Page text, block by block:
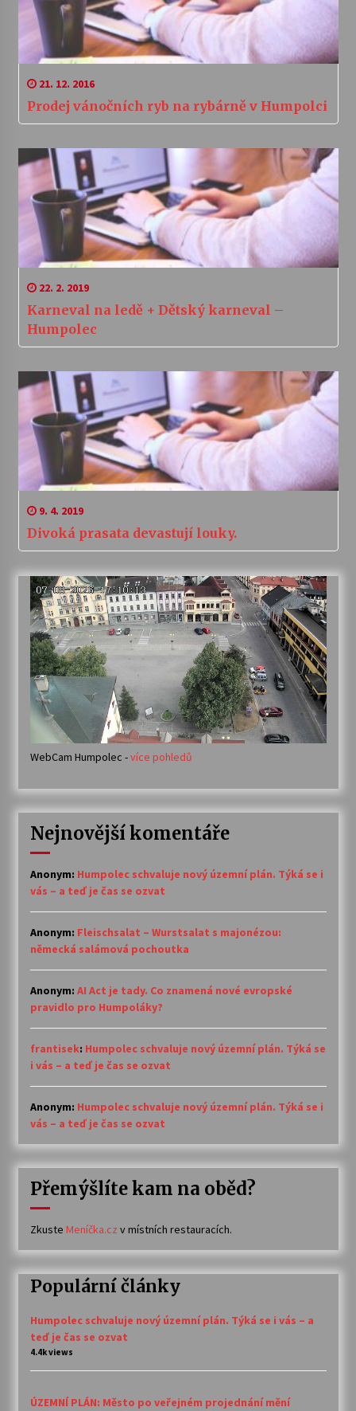
21. 12. 2016
Prodej vánočních ryb na rybárně v Humpolci
22. 2. 2019
Karneval na ledě + Dětský karneval –
Humpolec
9. 4. 2019
Divoká prasata devastují louky.
WebCam Humpolec -více pohledů
Nejnovější komentáře
Anonym: Humpolec schvaluje nový územní plán. Týká se i
vás – a teď je čas se ozvat
Anonym: Fleischsalat – Wurstsalat s majonézou:
německá salámová pochoutka
Anonym: AI Act je tady. Co znamená nové evropské
pravidlo pro Humpoláky?
frantisek: Humpolec schvaluje nový územní plán. Týká se
i vás – a teď je čas se ozvat
Anonym: Humpolec schvaluje nový územní plán. Týká se i
vás – a teď je čas se ozvat
Přemýšlíte kam na oběd?
Zkuste Meníčka.cz v místních restauracích.
Populární články
Humpolec schvaluje nový územní plán. Týká se i vás – a
teď je čas se ozvat
4.4k views
ÚZEMNÍ PLÁN: Město po veřejném projednání mění